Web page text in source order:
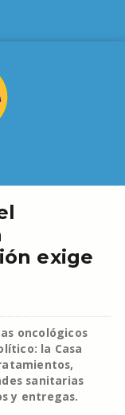
exige
oncológicos
la Casa
sanitarias
y entregas.